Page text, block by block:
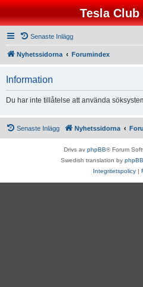
Tesla Club
Senaste Inlägg
Nyhetssidorna Forumindex
Information
Du har inte tillåtelse att använda
Senaste Inlägg Nyhetssidorna
Drivs av phpBB® Forum
Swedish translation by
Integritetspolicy |